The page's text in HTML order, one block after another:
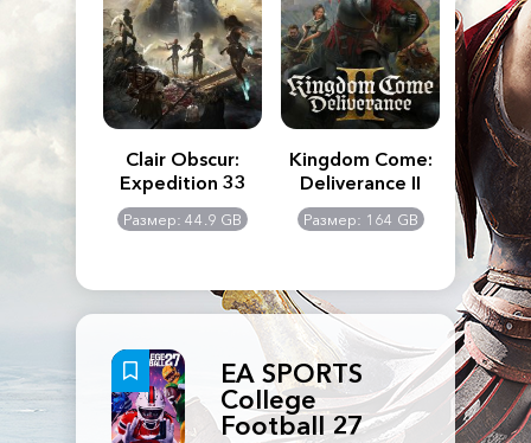
Creed
Clair Obscur:
Expedition 33
Размер: 44.9 GB
Kingdom Come:
Deliverance II
Размер: 164 GB
The
EA SPORTS
College
Football 27